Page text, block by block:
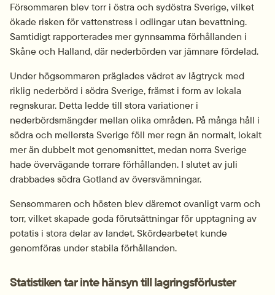
Försommaren blev torr i östra och sydöstra Sverige, vilket
ökade risken för vattenstress i odlingar utan bevattning.
Samtidigt rapporterades mer gynnsamma förhållanden i
Skåne och Halland, där nederbörden var jämnare fördelad.
Under högsommaren präglades vädret av lågtryck med
riklig nederbörd i södra Sverige, främst i form av lokala
regnskurar. Detta ledde till stora variationer i
nederbördsmängder mellan olika områden. På många håll i
södra och mellersta Sverige föll mer regn än normalt, lokalt
mer än dubbelt mot genomsnittet, medan norra Sverige
hade övervägande torrare förhållanden. I slutet av juli
drabbades södra Gotland av översvämningar.
Sensommaren och hösten blev däremot ovanligt varm och
torr, vilket skapade goda förutsättningar för upptagning av
potatis i stora delar av landet. Skördearbetet kunde
genomföras under stabila förhållanden.
Statistiken tar inte hänsyn till lagringsförluster